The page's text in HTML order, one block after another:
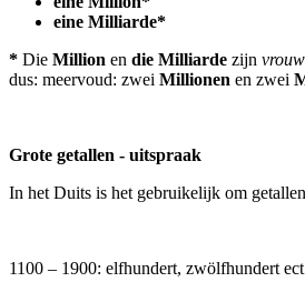
eine Milliarde*
* Die Million en die Milliarde zijn
dus: meervoud: zwei Millionen en zwei
Grote getallen - uitspraak
In het Duits is het gebruikelijk om
1100 – 1900: elfhundert, zwölfhundert